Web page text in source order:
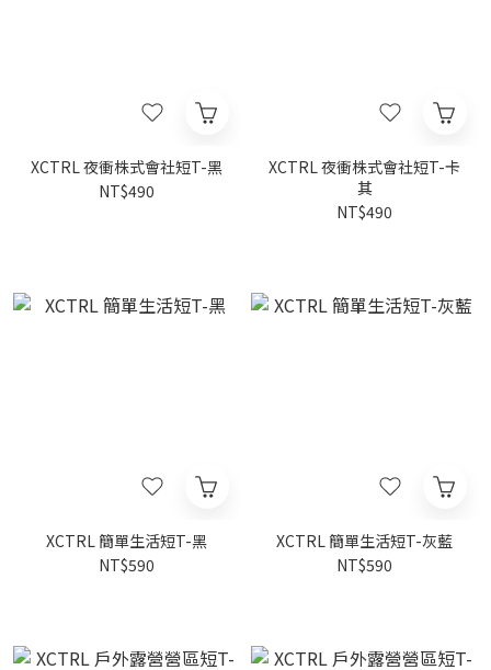
XCTRL 夜衝株式會社短T-黑
NT$490
XCTRL 夜衝株式會社短T-卡
其
NT$490
XCTRL 簡單生活短T-黑
NT$590
XCTRL 簡單生活短T-灰藍
NT$590